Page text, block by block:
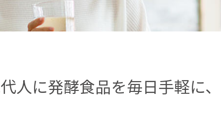
人に発酵食品を毎日手軽に